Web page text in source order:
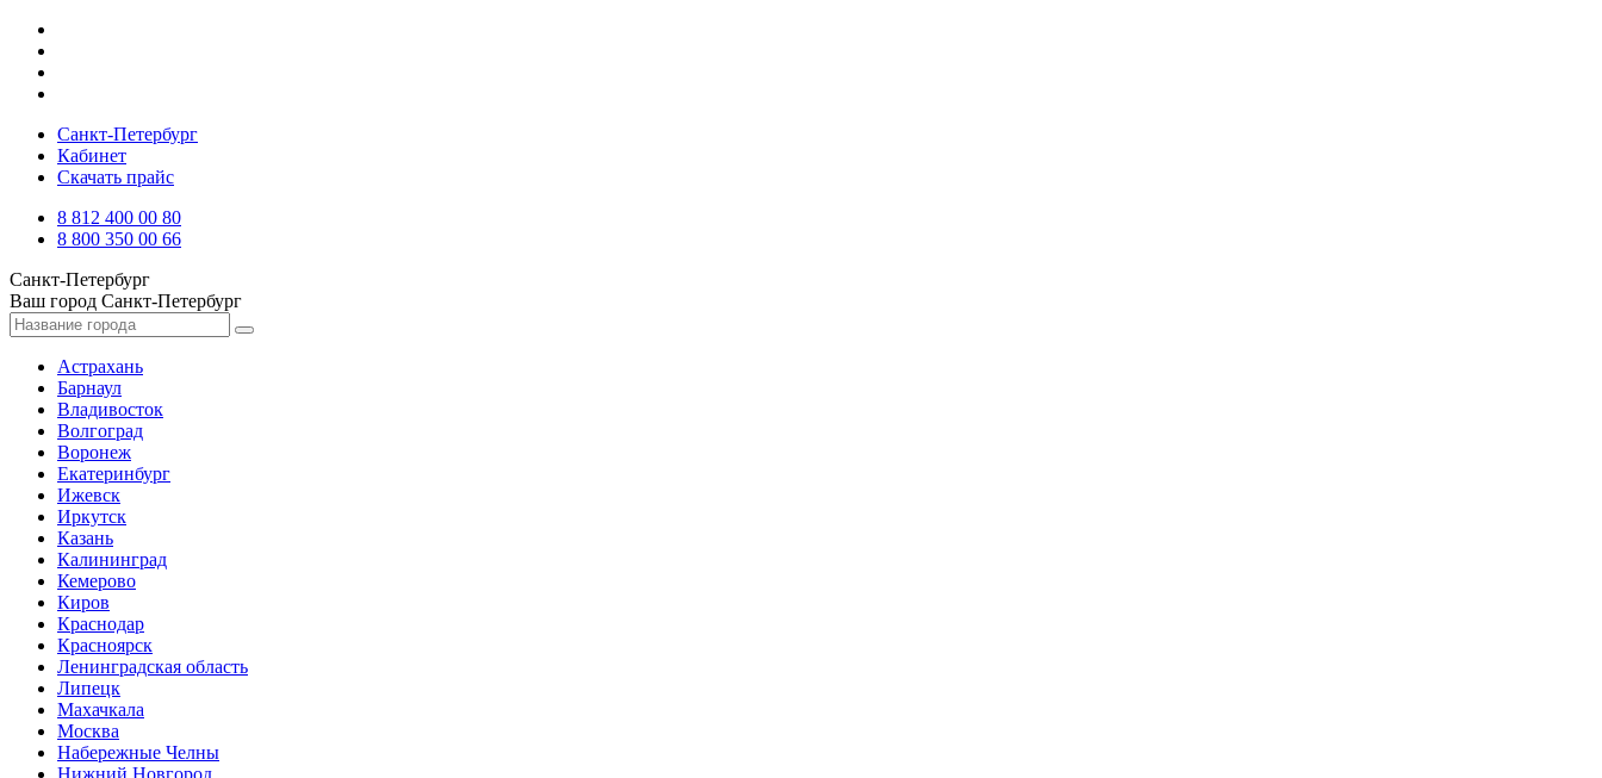
Санкт-Петербург
Кабинет
Скачать прайс
8 812 400 00 80
8 800 350 00 66
Санкт-Петербург
Ваш город Санкт-Петербург
Астрахань
Барнаул
Владивосток
Волгоград
Воронеж
Екатеринбург
Ижевск
Иркутск
Казань
Калининград
Кемерово
Киров
Краснодар
Красноярск
Ленинградская область
Липецк
Махачкала
Москва
Набережные Челны
Нижний Новгород